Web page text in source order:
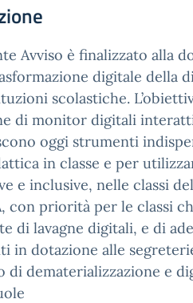
Avviso è finalizzato alla
digitale della
scolastiche.
di monitor digitali
oggi strumenti
in classe e per
e inclusive, nelle classi
con priorità per le classi
di lavagne digitali, e di
in dotazione alle
di dematerializzazione e